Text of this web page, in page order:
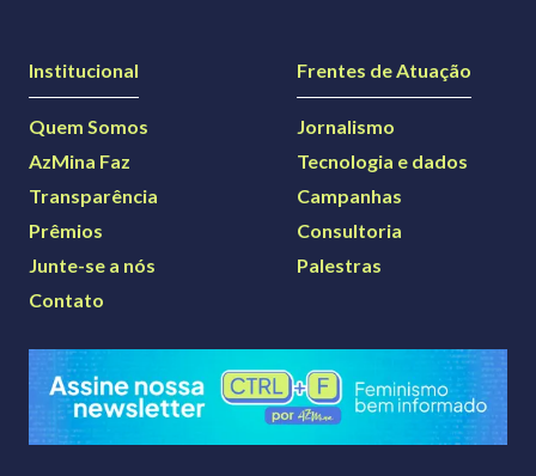
Institucional
Quem Somos
AzMina Faz
Transparência
Prêmios
Junte-se a nós
Contato
Frentes de Atuação
Jornalismo
Tecnologia e dados
Campanhas
Consultoria
Palestras